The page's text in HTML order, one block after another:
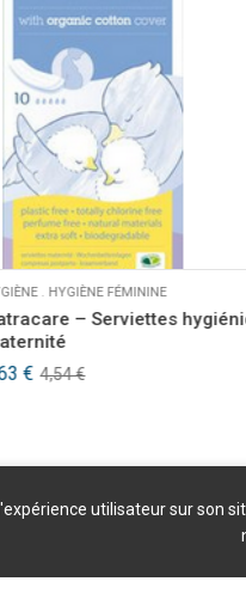
. HYGIÈNE FÉMININE
– Serviettes
4,54€
€
utilisateur sur son